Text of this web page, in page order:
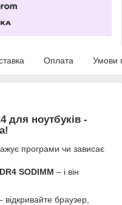
Оплата Умови
для ноутбуків -
програми чи зависає
SODIMM – і він
відкривайте браузер,